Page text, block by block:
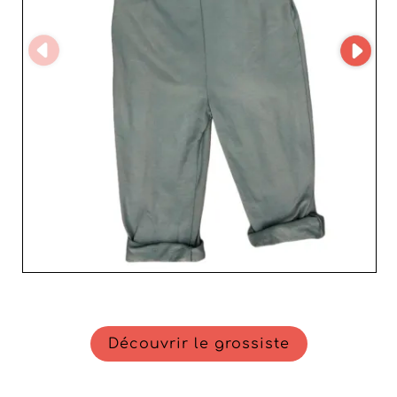
élégantes et leurs manteaux confortables répondent aux
exigences diverses des consommateurs modernes.
Quant aux hauts et bas, ils offrent une diversité de styles,
allant des basiques indispensables aux pièces plus
audacieuses. En résumé, JIMMYZY est plus qu’un simple
fournisseur; c’est un atout stratégique pour les
revendeurs cherchant à enrichir leur offre avec des
produits de qualité supérieure et un service client
irréprochable. Renforcez votre business aujourd’hui et
bénéficiez de l’efficacité, la fiabilité et l’élégance que seul
JIMMYZY peut offrir.
Découvrir le grossiste